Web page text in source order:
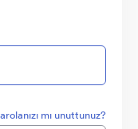
mı unuttunuz?